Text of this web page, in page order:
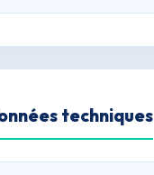
techniques